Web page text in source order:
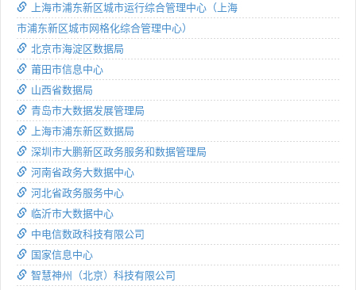
上海市浦东新区城市运行综合管理中心（上海
市浦东新区城市网格化综合管理中心）
北京市海淀区数据局
莆田市信息中心
山西省数据局
青岛市大数据发展管理局
上海市浦东新区数据局
深圳市大鹏新区政务服务和数据管理局
河南省政务大数据中心
河北省政务服务中心
临沂市大数据中心
中电信数政科技有限公司
国家信息中心
智慧神州（北京）科技有限公司